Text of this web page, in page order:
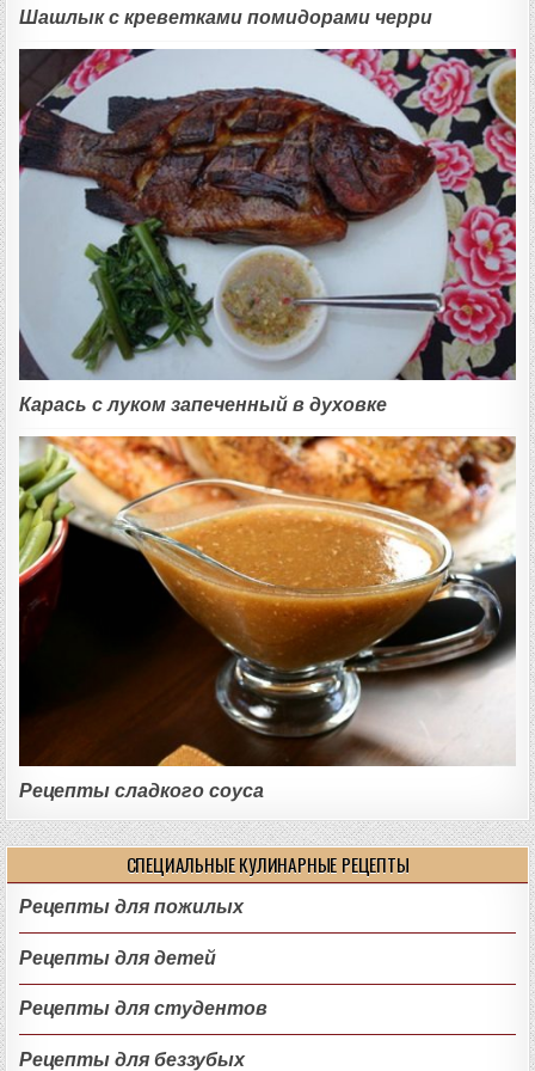
Шашлык с креветками помидорами черри
Карась с луком запеченный в духовке
Рецепты сладкого соуса
СПЕЦИАЛЬНЫЕ КУЛИНАРНЫЕ РЕЦЕПТЫ
Рецепты для пожилых
Рецепты для детей
Рецепты для студентов
Рецепты для беззубых